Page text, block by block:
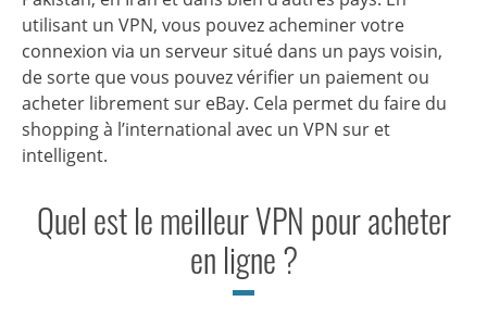
utilisant un VPN, vous pouvez acheminer votre
connexion via un serveur situé dans un pays voisin,
de sorte que vous pouvez vérifier un paiement ou
acheter librement sur eBay. Cela permet du faire du
shopping à l’international avec un VPN sur et
intelligent.
Quel est le meilleur VPN pour acheter
en ligne ?